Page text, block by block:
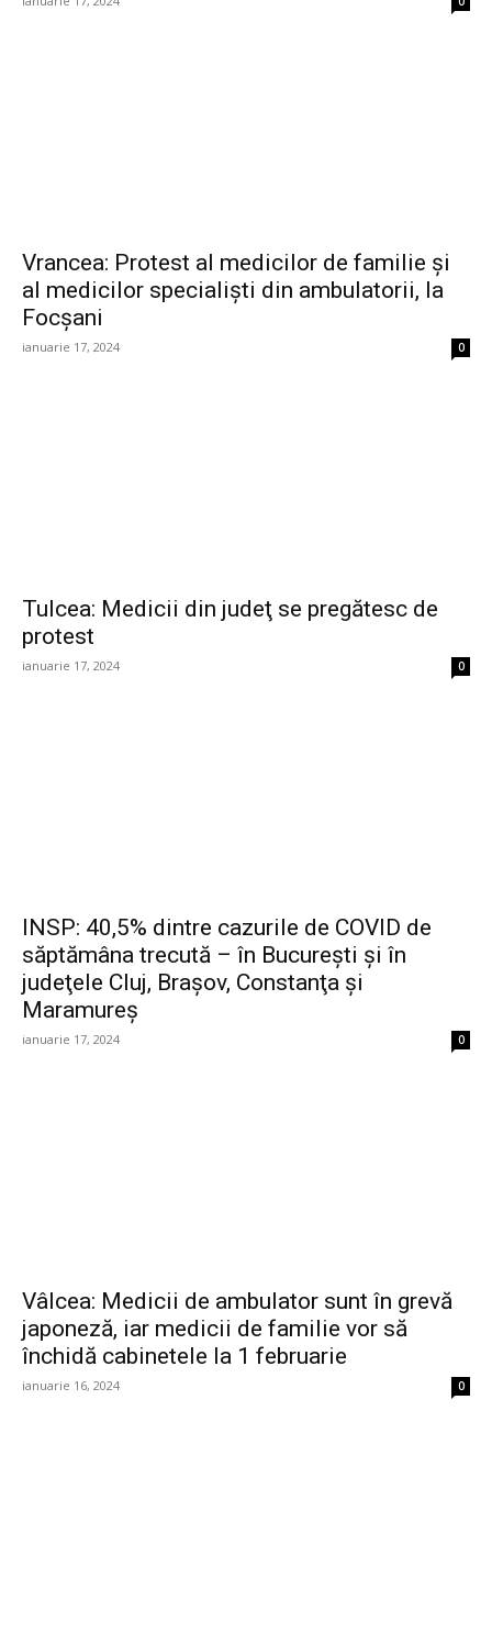
Vrancea: Protest al medicilor de familie şi
al medicilor specialişti din ambulatorii, la
Focşani
ianuarie 17, 2024 0
Tulcea: Medicii din judeţ se pregătesc de
protest
ianuarie 17, 2024 0
INSP: 40,5% dintre cazurile de COVID de
săptămâna trecută – în Bucureşti şi în
judeţele Cluj, Braşov, Constanţa şi
Maramureş
ianuarie 17, 2024 0
Vâlcea: Medicii de ambulator sunt în grevă
japoneză, iar medicii de familie vor să
închidă cabinetele la 1 februarie
ianuarie 16, 2024 0